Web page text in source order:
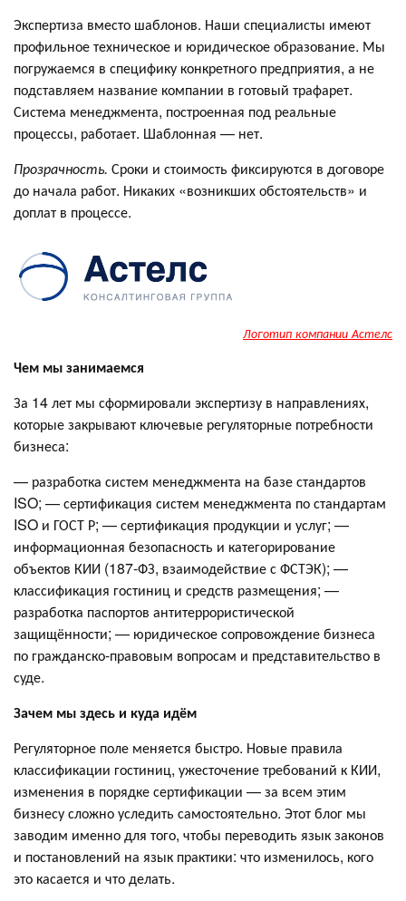
Экспертиза вместо шаблонов. Наши специалисты имеют
профильное техническое и юридическое образование. Мы
погружаемся в специфику конкретного предприятия, а не
подставляем название компании в готовый трафарет.
Система менеджмента, построенная под реальные
процессы, работает. Шаблонная — нет.
Прозрачность. Сроки и стоимость фиксируются в договоре
до начала работ. Никаких «возникших обстоятельств» и
доплат в процессе.
Логотип компании Астелс
Чем мы занимаемся
За 14 лет мы сформировали экспертизу в направлениях,
которые закрывают ключевые регуляторные потребности
бизнеса:
— разработка систем менеджмента на базе стандартов
ISO; — сертификация систем менеджмента по стандартам
ISO и ГОСТ Р; — сертификация продукции и услуг; —
информационная безопасность и категорирование
объектов КИИ (187-ФЗ, взаимодействие с ФСТЭК); —
классификация гостиниц и средств размещения; —
разработка паспортов антитеррористической
защищённости; — юридическое сопровождение бизнеса
по гражданско-правовым вопросам и представительство в
суде.
Зачем мы здесь и куда идём
Регуляторное поле меняется быстро. Новые правила
классификации гостиниц, ужесточение требований к КИИ,
изменения в порядке сертификации — за всем этим
бизнесу сложно уследить самостоятельно. Этот блог мы
заводим именно для того, чтобы переводить язык законов
и постановлений на язык практики: что изменилось, кого
это касается и что делать.